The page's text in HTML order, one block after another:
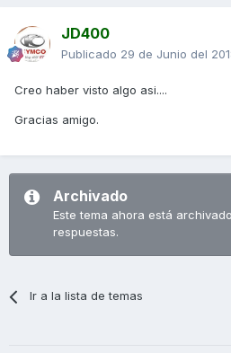
JD400
Publicado 29 de Junio del
Creo haber visto algo asi....
Gracias amigo.
Archivado
Este tema ahora está
respuestas.
Ir a la lista de temas